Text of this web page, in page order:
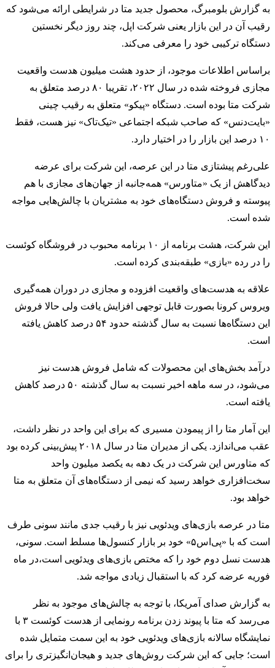
به گزارش بلومبرگ، محصول جدید متا در شرایطی ارائه می‌شود که
رقیب آن در این بازار یعنی شرکت اپل، چند روز دیگر نخستین
دستگاه ترکیبی خود را معرفی می‌کند.
براساس اطلاعات موجود، از حدود هشت میلیون هدست‌ واقعیت
مجازی فروخته شده در سال ۲۰۲۲، تقریبا ۸۰ درصد متعلق به
شرکت متا بوده است. دستگاه «پیکو» متعلق به رقیب چینی
«بایت‌دنس» که صاحب شبکه اجتماعی «تیک‌تاک» نیز هست، فقط
۱۰ درصد این بازار را در اختیار دارد.
علی‌رغم پیشتازی متا در این عرصه، این شرکت برای عرضه
دیدگاهش از یک «متاورس» همه‌جانبه از جهان‌های مجازی با هم
پیوسته و فروش دستگاه‌های خود به مشتریان با چالش‌هایی مواجه
شده است.
این شرکت، هشت برنامه از ۱۰ برنامه محبوب در فروشگاه کوئست
را در رده «بازی» طبقه‌بندی کرده است.
علاقه به هدست‌های واقعیت افزوده و مجازی در دوران همه‌گیری
ویروس کرونا بصورت قابل توجهی افزایش یافت ولی حالا فروش
این دستگاه‌ها نسبت به سال گذشته حدود ۵۴ درصد کاهش یافته
است.
درآمد بخش‌های این محصولات که شامل فروش هدست نیز
می‌شود، در سه ماهه اخیر نسبت به سال گذشته ۵۰ درصد کاهش
یافته است.
این آمار متا را از پیمودن مسیری که برای این واحد در نظر داشت،
عقب می‌اندازد. یکی از مدیران متا در سال ۲۰۱۸ پیش‌بینی کرده بود
که متاورس این شرکت در یک دهه به یکصد میلیون واحد
سخت‌افزاری خواهد رسید که نیمی از دستگاه‌های آن متعلق به متا
خواهد بود.
متا در عرصه بازی‌های ویدئویی نیز با رقیب جدی مانند سونی طرف
است که با «پی‌اس۵» خود بر بازار کنسول‌ها مسلط است. سونی،
هدست نسل دوم خود را که مختص بازی‌های ویدئویی است،در ماه
فوریه عرضه کرد که با استقبال زیادی مواجه شد.
به گزارش صدای آمریکا، با توجه به چالش‌های موجود به نظر
می‌رسد که متا با پیوند زدن برنامه رونمایی از هدست کوئست ۳ با
نمایشگاه سالانه بازی‌های ویدئویی خود به این سمت متمایل شده
است؛ جایی که این شرکت روش‌های جدید و هیجان‌انگیزتری را برای